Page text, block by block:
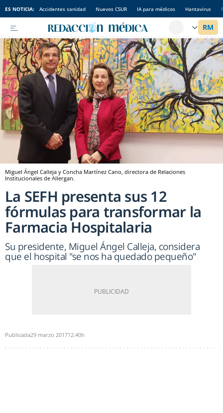
ES NOTICIA: Accidentes sanidad Nuevos CSUR IA para médicos Hantavirus
Miguel Ángel Calleja y Concha Martínez Cano, directora de Relaciones
Institucionales de Allergan.
La SEFH presenta sus 12
fórmulas para transformar la
Farmacia Hospitalaria
Su presidente, Miguel Ángel Calleja, considera
que el hospital "se nos ha quedado pequeño"
Publicada29 marzo 201712:40h